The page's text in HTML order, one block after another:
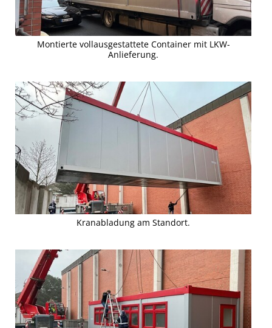
Montierte vollausgestattete Container mit LKW-
Anlieferung.
Kranabladung am Standort.